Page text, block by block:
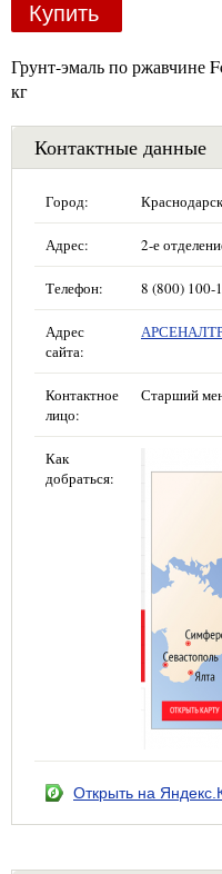
Купить
Грунт-эмаль по ржавчине
кг
Контактные данные
Город:
Адрес: 2-е
Телефон: 8 (800) 100-
Адрес
сайта:
Контактное
лицо:
Старший
Как
добраться:
Открыть на